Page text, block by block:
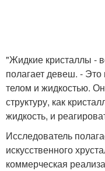
"Жидкие кристаллы -
полагает девеш. -
телом и жидкостью.
структуру, как
жидкость, и
Исследователь
искусственного
коммерческая